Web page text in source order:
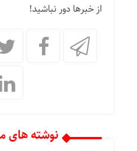
از خبرها دور نباشید!
نوشته های